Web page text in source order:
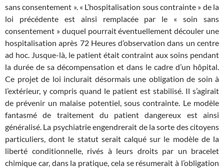
sans consentement ». « L’hospitalisation sous contrainte » de la
loi précédente est ainsi remplacée par le « soin sans
consentement » duquel pourrait éventuellement découler une
hospitalisation après 72 Heures d’observation dans un centre
ad hoc. Jusque-là, le patient était contraint aux soins pendant
la durée de sa décompensation et dans le cadre d’un hôpital.
Ce projet de loi inclurait désormais une obligation de soin à
l’extérieur, y compris quand le patient est stabilisé. Il s’agirait
de prévenir un malaise potentiel, sous contrainte. Le modèle
fantasmé de traitement du patient dangereux est ainsi
généralisé. La psychiatrie engendrerait de la sorte des citoyens
particuliers, dont le statut serait calqué sur le modèle de la
liberté conditionnelle, rivés à leurs droits par un bracelet
chimique car, dans la pratique, cela se résumerait à l’obligation